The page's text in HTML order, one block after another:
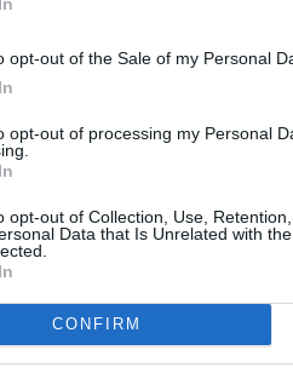
opt-out of the Sale of my Personal
opt-out of processing my Personal
opt-out of Collection, Use,
Data that Is Unrelated with
CONFIRM
εύκολα τους αρχηγούς
εκκαθαρίσεις
εύφλεκτη. Το
εξαναγκάστηκε τελικά
Κόμματος, για να
των βουλευτών του